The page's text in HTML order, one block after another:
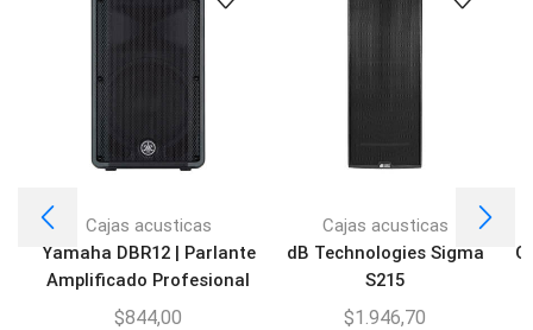
Cajas acusticas
Yamaha DBR12 | Parlante
Amplificado Profesional
$844,00
Cajas acusticas
dB Technologies Sigma
S215
$1.946,70